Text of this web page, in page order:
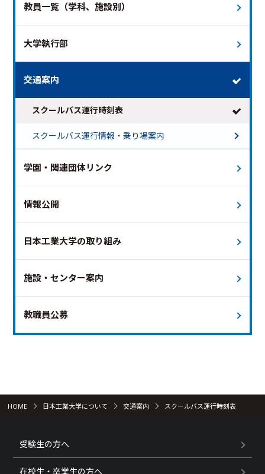
教員一覧（学科、施設別）
大学執行部
交通案内
スクールバス運行時刻表
スクールバス運行情報・乗り場案内
学園・関連団体リンク
情報公開
日本工業大学の取り組み
施設・センター案内
教職員公募
2026年6月 次の月 >
日 月
1
2 3 4 5
6
7
14
15 16 17 18 19
20
21
22 23
土曜ダイヤ 終バス19時台
平日ダイヤ
特別ダイヤ（オープンキャンパス）
HOME 日本工業大学について 交通案内 スクールバス運行時刻表
受験生の方へ
在校生・卒業生の方へ